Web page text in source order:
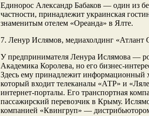
Единорос Александр Бабаков — один из
частности, принадлежит украинская
знаменитым отелем «Ореанда» в Ялте.
7. Ленур Ислямов, медиахолдинг
У предпринимателя Ленура Ислямова —
Академика Королева, но его бизнес-
Здесь ему принадлежит
который входит телеканалы «АТР» и
интернет-порталы. Его транспортная
пассажирский перевозчик в Крыму.
компанией «Квингруп» —